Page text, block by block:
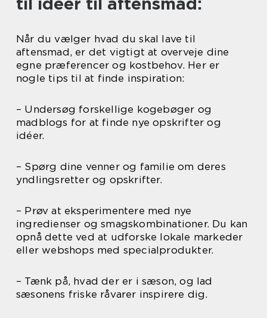
Når du vælger hvad du skal lave til
aftensmad, er det vigtigt at overveje dine
egne præferencer og kostbehov. Her er
nogle tips til at finde inspiration:
– Undersøg forskellige kogebøger og
madblogs for at finde nye opskrifter og
idéer.
– Spørg dine venner og familie om deres
yndlingsretter og opskrifter.
– Prøv at eksperimentere med nye
ingredienser og smagskombinationer. Du kan
opnå dette ved at udforske lokale markeder
eller webshops med specialprodukter.
– Tænk på, hvad der er i sæson, og lad
sæsonens friske råvarer inspirere dig.